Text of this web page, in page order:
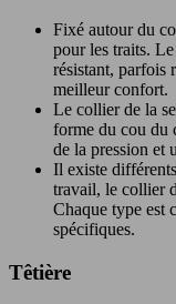
Fixé autour du
pour les traits.
résistant, parfois
meilleur confort.
Le collier de la
forme du cou du
de la pression et
Il existe
travail, le collier
Chaque type est
spécifiques.
Têtière